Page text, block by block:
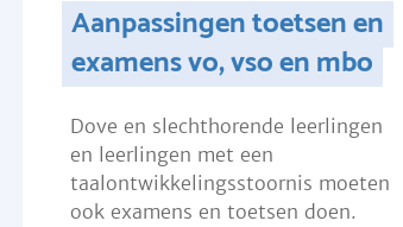
Aanpassingen toetsen en
examens vo, vso en mbo
Dove en slechthorende leerlingen
en leerlingen met een
taalontwikkelingsstoornis moeten
ook examens en toetsen doen.